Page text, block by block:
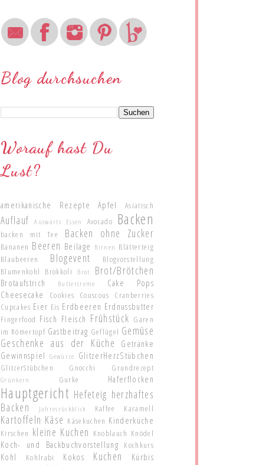
Blog durchsuchen
Worauf hast Du
Lust?
amerikanische Rezepte Äpfel Asiatisch
Auflauf Auswärts Essen Avocado Backen
backen mit Tee Backen ohne Zucker
Bananen Beeren Beilage Birnen Blätterteig
Blaubeeren
Blogevent
Blogvorstellung
Blumenkohl
Brokkoli Brot Brot/Brötchen
Brotaufstrich Buttercreme
Cake Pops
Cheesecake
Cookies Couscous
Cranberries
Cupcakes Eier Eis Erdbeeren Erdnussbutter
Fingerfood Fisch Fleisch Frühstück Garen
im Römertopf Gastbeitrag Geflügel Gemüse
Geschenke aus der Küche
Getränke
Gewinnspiel Gewürze GlitzerHerzStübchen
GlitzerStübchen Gnocchi Grundrezept
Grünkern Gurke Haferflocken
Hauptgericht Hefeteig herzhaftes
Backen
Jahresrückblick Kaffee Karamell
Kartoffeln Käse Käsekuchen Kinderküche
Kirschen kleine Kuchen Knoblauch Knödel
Koch- und Backbuchvorstellung Kochkurs
Kohl Kohlrabi Kokos Kuchen Kürbis